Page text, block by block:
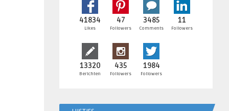
41834
Likes
47
Followers
3485
Comments
11
Followers
13320
Berichten
435
Followers
1984
Followers